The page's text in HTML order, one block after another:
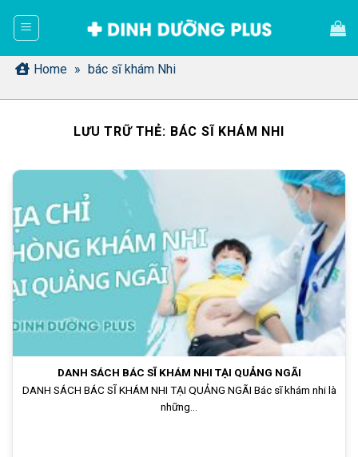
dung Home » bác sĩ khám Nhi
LƯU TRỮ THẺ: BÁC SĨ KHÁM NHI
DANH SÁCH BÁC SĨ KHÁM NHI TẠI QUẢNG NGÃI
DANH SÁCH BÁC SĨ KHÁM NHI TẠI QUẢNG NGÃI Bác sĩ khám nhi là
những...